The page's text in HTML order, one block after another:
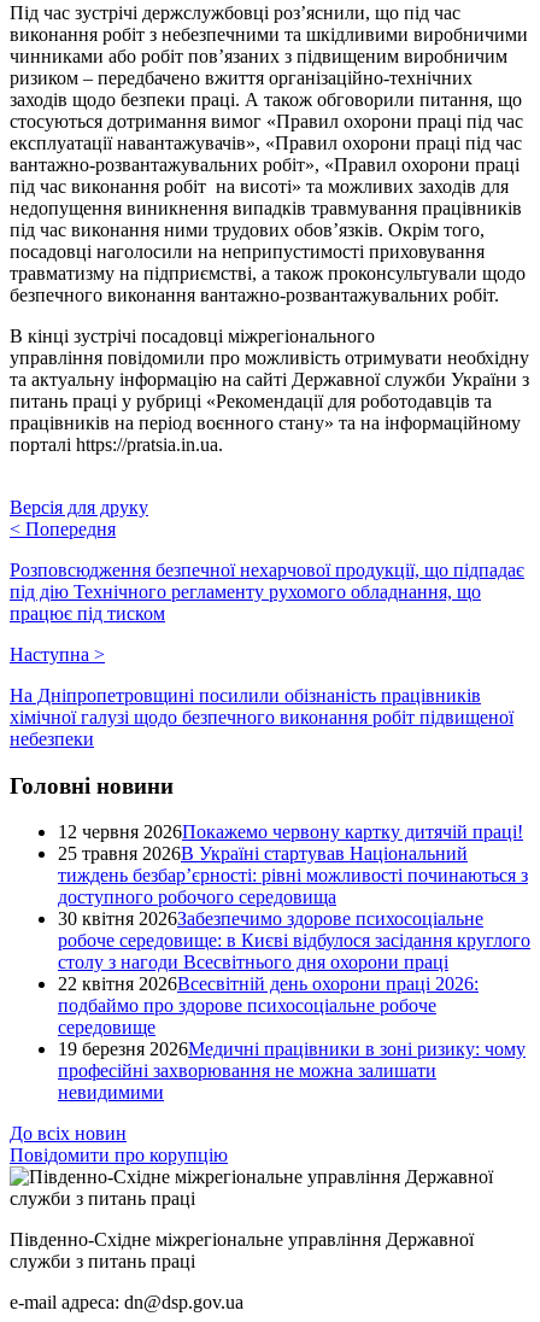
Під час зустрічі держслужбовці роз’яснили, що під час
виконання робіт з небезпечними та шкідливими виробничими
чинниками або робіт пов’язаних з підвищеним виробничим
ризиком – передбачено вжиття організаційно-технічних
заходів щодо безпеки праці. А також обговорили питання, що
стосуються дотримання вимог «Правил охорони праці під час
експлуатації навантажувачів», «Правил охорони праці під час
вантажно-розвантажувальних робіт», «Правил охорони праці
під час виконання робіт на висоті» та можливих заходів для
недопущення виникнення випадків травмування працівників
під час виконання ними трудових обов’язків. Окрім того,
посадовці наголосили на неприпустимості приховування
травматизму на підприємстві, а також проконсультували щодо
безпечного виконання вантажно-розвантажувальних робіт.
В кінці зустрічі посадовці міжрегіонального
управління повідомили про можливість отримувати необхідну
та актуальну інформацію на сайті Державної служби України з
питань праці у рубриці «Рекомендації для роботодавців та
працівників на період воєнного стану» та на інформаційному
порталі https://pratsia.in.ua.
Версія для друку
< Попередня
Розповсюдження безпечної нехарчової продукції, що підпадає
під дію Технічного регламенту рухомого обладнання, що
працює під тиском
Наступна >
На Дніпропетровщині посилили обізнаність працівників
хімічної галузі щодо безпечного виконання робіт підвищеної
небезпеки
Головні новини
12 червня 2026Покажемо червону картку дитячій праці!
25 травня 2026В Україні стартував Національний
тиждень безбар’єрності: рівні можливості починаються з
доступного робочого середовища
30 квітня 2026Забезпечимо здорове психосоціальне
робоче середовище: в Києві відбулося засідання круглого
столу з нагоди Всесвітнього дня охорони праці
22 квітня 2026Всесвітній день охорони праці 2026:
подбаймо про здорове психосоціальне робоче
середовище
19 березня 2026Медичні працівники в зоні ризику: чому
професійні захворювання не можна залишати
невидимими
До всіх новин
Повідомити про корупцію
Південно-Східне міжрегіональне управління Державної
служби з питань праці
e-mail адреса: dn@dsp.gov.ua